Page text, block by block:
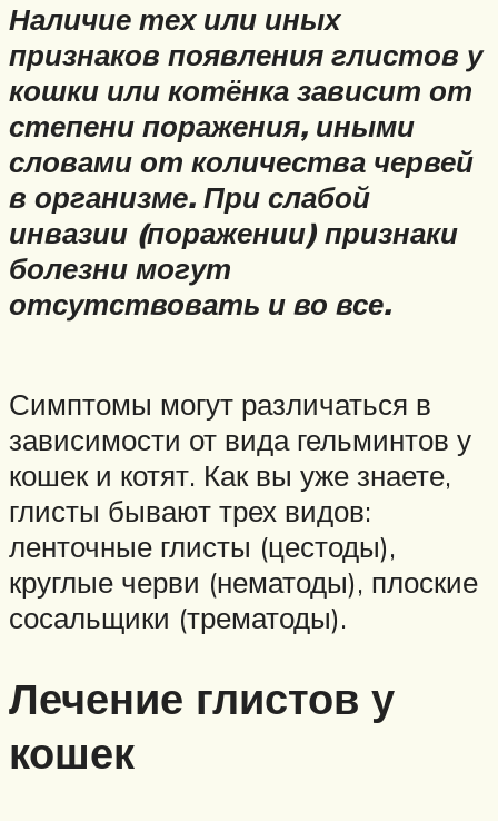
Наличие тех или иных
признаков появления глистов у
кошки или котёнка зависит от
степени поражения, иными
словами от количества червей
в организме. При слабой
инвазии (поражении) признаки
болезни могут
отсутствовать и во все.
Симптомы могут различаться в
зависимости от вида гельминтов у
кошек и котят. Как вы уже знаете,
глисты бывают трех видов:
ленточные глисты (цестоды),
круглые черви (нематоды), плоские
сосальщики (трематоды).
Лечение глистов у
кошек